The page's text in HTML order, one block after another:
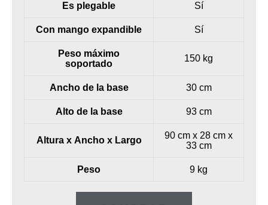
Es plegable Sí
Con mango expandible Sí
Peso máximo
soportado
150 kg
Ancho de la base 30 cm
Alto de la base 93 cm
Altura x Ancho x Largo
90 cm x 28 cm x
33 cm
Peso 9 kg